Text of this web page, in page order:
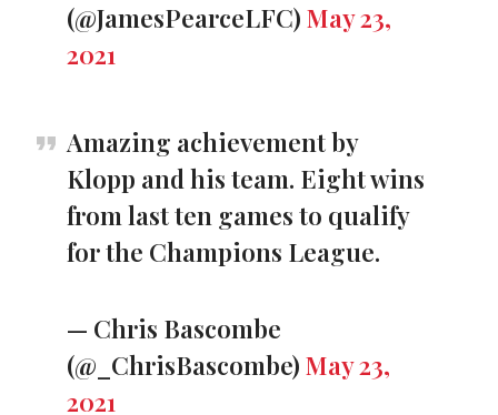
(@JamesPearceLFC) May 23,
2021
Amazing achievement by
Klopp and his team. Eight wins
from last ten games to qualify
for the Champions League.
— Chris Bascombe
(@_ChrisBascombe) May 23,
2021